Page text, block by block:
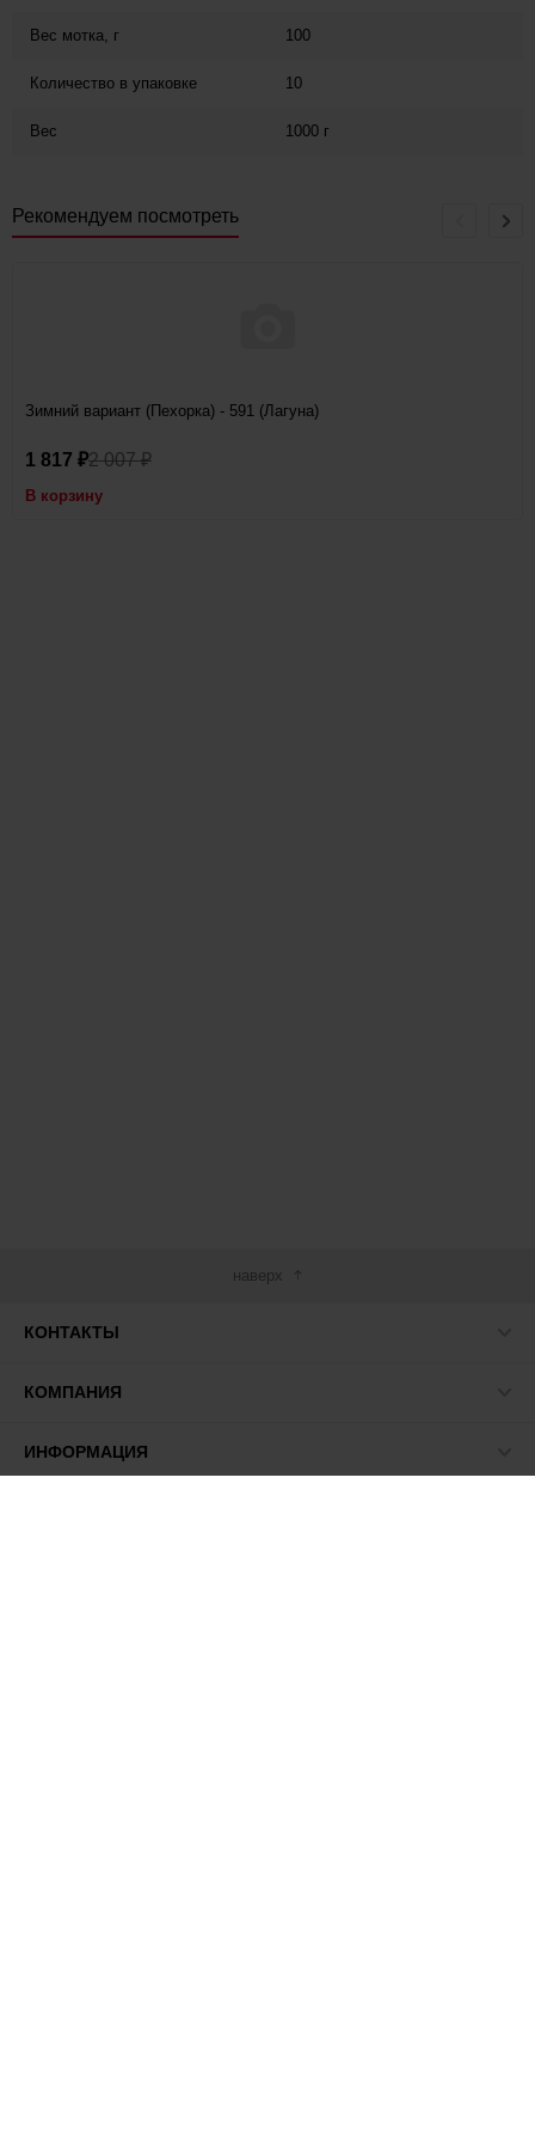
Вес мотка, г 100
Количество в упаковке 10
Вес 1000 г
Рекомендуем посмотреть
Зимний вариант (Пехорка) - 591 (Лагуна)
1 817 ₽2 007₽
В корзину
наверх
КОНТАКТЫ
КОМПАНИЯ
ИНФОРМАЦИЯ